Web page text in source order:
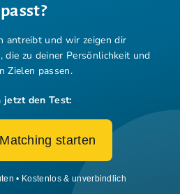
passt?
antreibt und wir zeigen dir
die zu deiner Persönlichkeit und
Zielen passen.
jetzt den Test:
starten
• Kostenlos & unverbindlich